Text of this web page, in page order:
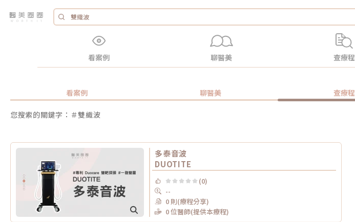
看案例 聊醫美 查療程
看案例 聊醫美 查療程
您搜索的關鍵字：＃雙織波
多泰音波
DUOTITE
(0)
--
0 則(療程分享)
0 位醫師(提供本療程)